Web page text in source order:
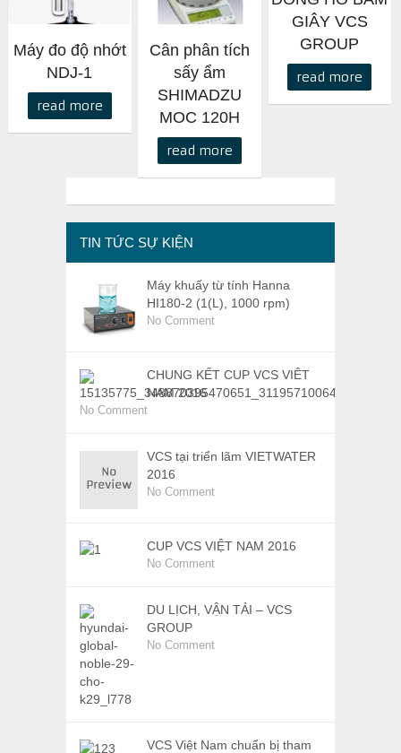
Máy đo độ nhớt
NDJ-1
read more
Cân phân tích
sấy ẩm
SHIMADZU
MOC 120H
read more
GIÂY VCS
GROUP
read more
TIN TỨC SỰ KIỆN
Máy khuấy từ tính Hanna
HI180-2 (1(L), 1000 rpm)
No Comment
CHUNG KẾT CUP VCS VIÊT
NAM 2016
No Comment
VCS tại triển lãm VIETWATER
2016
No Comment
CUP VCS VIỆT NAM 2016
No Comment
DU LỊCH, VẬN TẢI – VCS
GROUP
No Comment
VCS Việt Nam chuẩn bị tham